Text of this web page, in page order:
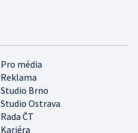
Pro média
Reklama
Studio Brno
Studio Ostrava
Rada ČT
Kariéra